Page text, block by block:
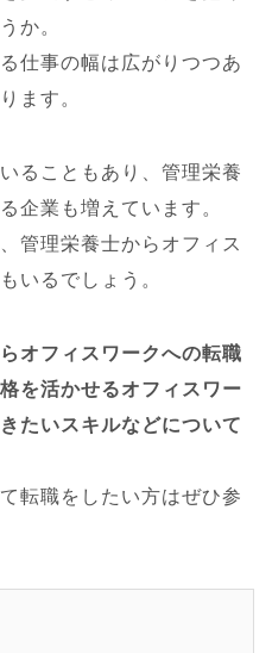
a
st
か。
仕事の幅は広がりつつあ
ます。
ることもあり、管理栄養
企業も増えています。
管理栄養士からオフィス
いるでしょう。
オフィスワークへの転職
を活かせるオフィスワー
たいスキルなどについて
転職をしたい方はぜひ参